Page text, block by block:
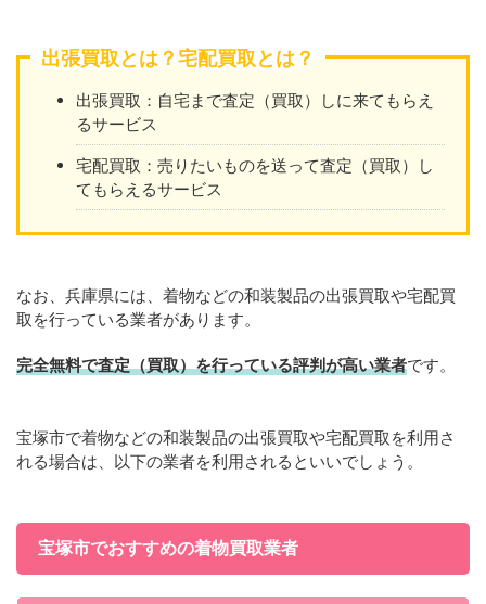
出張買取とは？宅配買取とは？
出張買取：自宅まで査定（買取）しに来てもらえ
るサービス
宅配買取：売りたいものを送って査定（買取）し
てもらえるサービス
なお、兵庫県には、着物などの和装製品の出張買取や宅配買
取を行っている業者があります。
完全無料で査定（買取）を行っている評判が高い業者です。
宝塚市で着物などの和装製品の出張買取や宅配買取を利用さ
れる場合は、以下の業者を利用されるといいでしょう。
宝塚市でおすすめの着物買取業者